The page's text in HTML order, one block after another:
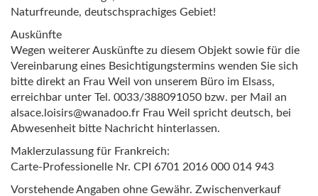
Naturfreunde, deutschsprachiges Gebiet!
Auskünfte
Wegen weiterer Auskünfte zu diesem Objekt sowie für die
Vereinbarung eines Besichtigungstermins wenden Sie sich
bitte direkt an Frau Weil von unserem Büro im Elsass,
erreichbar unter Tel. 0033/388091050 bzw. per Mail an
alsace.loisirs@wanadoo.fr Frau Weil spricht deutsch, bei
Abwesenheit bitte Nachricht hinterlassen.
Maklerzulassung für Frankreich:
Carte-Professionelle Nr. CPI 6701 2016 000 014 943
Vorstehende Angaben ohne Gewähr. Zwischenverkauf